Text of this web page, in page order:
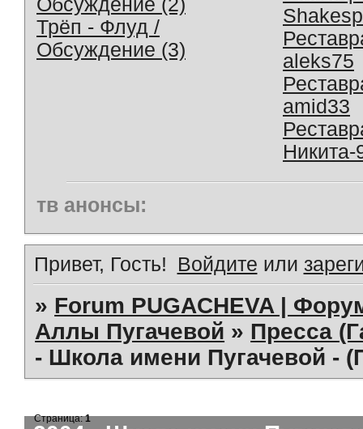
Трёп - Флуд /
Обсуждение (3)
aleks75
amid33
Никита-
тв анонсы:
Привет, Гость! Войдите или
» Forum PUGACHEVA |
Аллы Пугачевой » Пресса
- Школа имени Пугачевой -
Страница:1